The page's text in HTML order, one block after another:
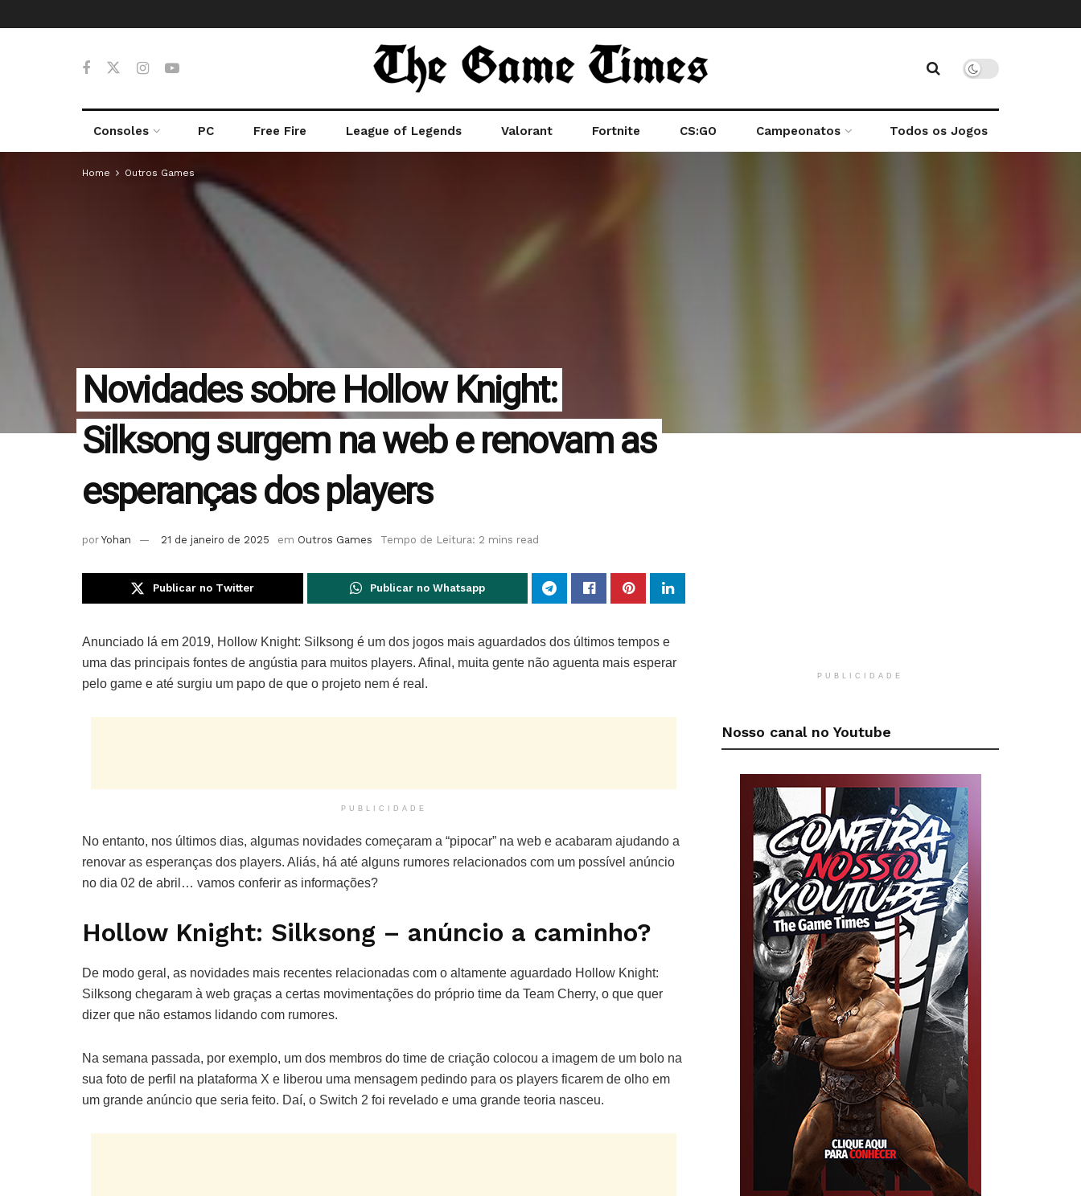
Consoles PC Free Fire League of Legends Valorant Fortnite CS:GO Campeonatos Todos os Jogos
Home Outros Games
Novidades sobre Hollow Knight:
Silksong surgem na web e renovam as
esperanças dos players
por Yohan 21 de janeiro de 2025 em Outros Games Tempo de Leitura: 2 mins read
Publicar no Twitter Publicar no Whatsapp
Anunciado lá em 2019, Hollow Knight: Silksong é um dos jogos mais aguardados dos últimos tempos e
uma das principais fontes de angústia para muitos players. Afinal, muita gente não aguenta mais esperar
pelo game e até surgiu um papo de que o projeto nem é real.
PUBLICIDADE
No entanto, nos últimos dias, algumas novidades começaram a “pipocar” na web e acabaram ajudando a
renovar as esperanças dos players. Aliás, há até alguns rumores relacionados com um possível anúncio
no dia 02 de abril… vamos conferir as informações?
Hollow Knight: Silksong – anúncio a caminho?
De modo geral, as novidades mais recentes relacionadas com o altamente aguardado Hollow Knight:
Silksong chegaram à web graças a certas movimentações do próprio time da Team Cherry, o que quer
dizer que não estamos lidando com rumores.
Na semana passada, por exemplo, um dos membros do time de criação colocou a imagem de um bolo na
sua foto de perfil na plataforma X e liberou uma mensagem pedindo para os players ficarem de olho em
um grande anúncio que seria feito. Daí, o Switch 2 foi revelado e uma grande teoria nasceu.
PUBLICIDADE
Nosso canal no Youtube